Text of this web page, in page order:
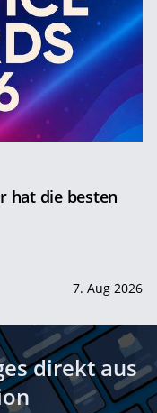
hat die besten
7. Aug 2026
direkt aus